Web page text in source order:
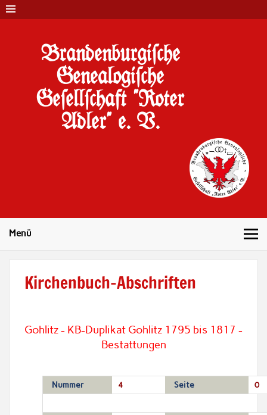
Brandenburgi#che
Genealogi#che
Ge#ell#chaft "Roter
Adler" e. V.
Menü
Kirchenbuch-Abschriften
Gohlitz - KB-Duplikat Gohlitz 1795 bis 1817 -
Bestattungen
Nummer 4 Seite 0